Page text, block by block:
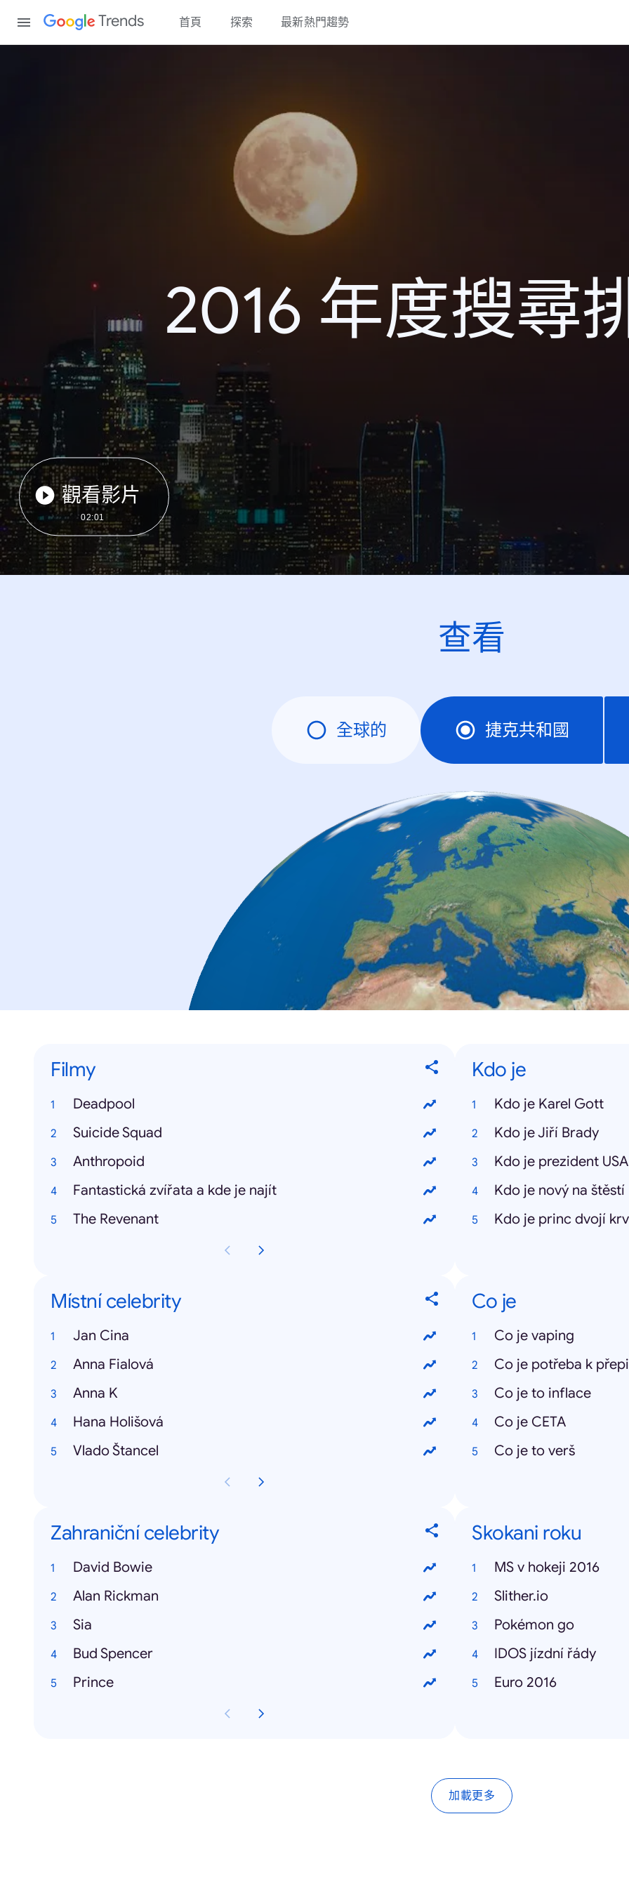
Trends 首頁 探索 最新熱門趨勢
2016 年度搜尋
觀看影片
02:01
查看
全球的 捷克共和國
Filmy
Deadpool
Suicide Squad
Anthropoid
Fantastická zvířata a kde je najít
The Revenant
Kdo je
Kdo je Karel Gott
Kdo je Jiří Brady
Kdo je prezident USA
Kdo je nový na štěstí
Kdo je princ dvojí
Místní celebrity
Jan Cina
Anna Fialová
Anna K
Hana Holišová
Vlado Štancel
Co je
Co je vaping
Co je potřeba k
Co je to inflace
Co je CETA
Co je to verš
Zahraniční celebrity
David Bowie
Alan Rickman
Sia
Bud Spencer
Prince
Skokani roku
MS v hokeji 2016
Slither.io
Pokémon go
IDOS jízdní řády
Euro 2016
加載更多